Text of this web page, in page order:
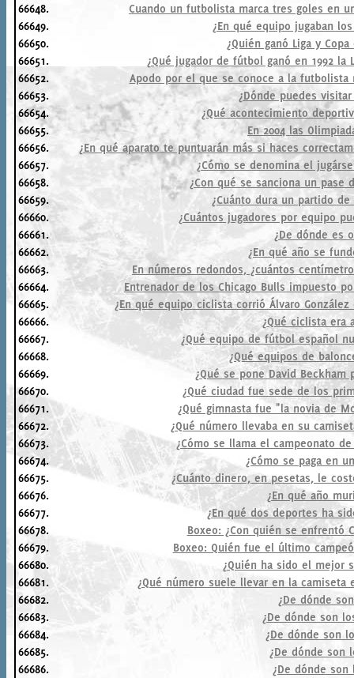
66648.
Cuando un futbolista marca tres goles en
66649.
¿En qué equipo jugaban
66650.
¿Quién ganó Liga y
66651.
¿Qué jugador de fútbol ganó en 1992 la
66652.
Apodo por el que se conoce a la futbolista
66653.
¿Dónde puedes
66654.
¿Qué acontecimiento
66655.
En 2004 las
66656.
¿En qué aparato te puntuarán más si haces
66657.
¿Cómo se denomina el
66658.
¿Con qué se sanciona un pase
66659.
¿Cuánto dura un partido
66660.
¿Cuántos jugadores por equipo
66661.
¿De dónde es
66662.
¿En qué año se
66663.
En números redondos, ¿cuántos
66664.
Entrenador de los Chicago Bulls impuesto
66665.
¿En qué equipo ciclista corrió Álvaro
66666.
¿Qué ciclista era
66667.
¿Qué equipo de fútbol español
66668.
¿Qué equipos de
66669.
¿Qué se pone David
66670.
¿Qué ciudad fue sede de los
66671.
¿Qué gimnasta fue "la novia de
66672.
¿Qué número llevaba en su
66673.
¿Cómo se llama el campeonato
66674.
¿Cómo se paga en
66675.
¿Cuánto dinero, en pesetas, le
66676.
¿En qué año
66677.
¿En qué dos deportes ha
66678.
Boxeo: ¿Con quién se enfrentó
66679.
Boxeo: Quién fue el último
66680.
¿Quién ha sido el mejor
66681.
¿Qué número suele llevar en la
66682.
¿De dónde
66683.
¿De dónde son
66684.
¿De dónde son
66685.
¿De dónde son
66686.
¿De dónde son